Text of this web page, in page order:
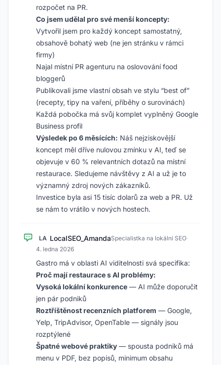
rozpočet na PR.
Co jsem udělal pro své menší koncepty:
Vytvořil jsem pro každý koncept samostatný,
obsahově bohatý web (ne jen stránku v rámci
firmy)
Najal místní PR agenturu na oslovování food
bloggerů
Publikovali jsme vlastní obsah ve stylu “best of”
(recepty, tipy na vaření, příběhy o surovinách)
Každá pobočka má svůj komplet vyplněný Google
Business profil
Výsledek po 6 měsících: Náš nejziskovější
koncept měl dříve nulovou zmínku v AI, teď se
objevuje v 60 % relevantních dotazů na místní
restaurace. Sledujeme návštěvy z AI a už je to
významný zdroj nových zákazníků.
Investice byla asi 15 tisíc dolarů za web a PR. Už
se nám to vrátilo v nových hostech.
LA LocalSEO_AmandaSpecialistka na lokální SEO·
4. ledna 2026
Gastro má v oblasti AI viditelnosti svá specifika:
Proč mají restaurace s AI problémy:
Vysoká lokální konkurence — AI může doporučit
jen pár podniků
Roztříštěnost recenzních platforem — Google,
Yelp, TripAdvisor, OpenTable — signály jsou
rozptýlené
Špatné webové praktiky — spousta podniků má
menu v PDF, bez popisů, minimum obsahu